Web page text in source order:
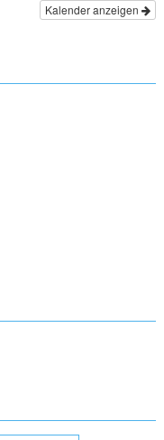
Kalender anzeigen